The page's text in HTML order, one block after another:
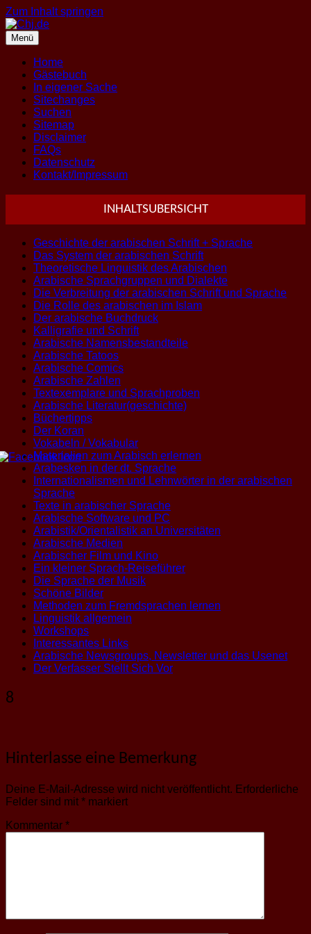
Zum Inhalt springen
Menü
Home
Gästebuch
In eigener Sache
Sitechanges
Suchen
Sitemap
Disclaimer
FAQs
Datenschutz
Kontakt/Impressum
INHALTSUBERSICHT
Geschichte der arabischen Schrift + Sprache
Das System der arabischen Schrift
Theoretische Linguistik des Arabischen
Arabische Sprachgruppen und Dialekte
Die Verbreitung der arabischen Schrift und Sprache
Die Rolle des arabischen im Islam
Der arabische Buchdruck
Kalligrafie und Schrift
Arabische Namensbestandteile
Arabische Tatoos
Arabische Comics
Arabische Zahlen
Textexemplare und Sprachproben
Arabische Literatur(geschichte)
Büchertipps
Der Koran
Vokabeln / Vokabular
Materialien zum Arabisch erlernen
Arabesken in der dt. Sprache
Internationalismen und Lehnwörter in der arabischen
Sprache
Texte in arabischer Sprache
Arabische Software und PC
Arabistik/Orientalistik an Universitäten
Arabische Medien
Arabischer Film und Kino
Ein kleiner Sprach-Reiseführer
Die Sprache der Musik
Schöne Bilder
Methoden zum Fremdsprachen lernen
Linguistik allgemein
Workshops
Interessantes Links
Arabische Newsgroups, Newsletter und das Usenet
Der Verfasser Stellt Sich Vor
8
Hinterlasse eine Bemerkung
Deine E-Mail-Adresse wird nicht veröffentlicht. Erforderliche
Felder sind mit * markiert
Kommentar *